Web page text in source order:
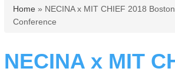
You are here
Home » NECINA x MIT CHIEF 2018
Conference
NECINA x MIT